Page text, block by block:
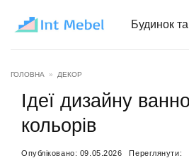
Будинок
ГОЛОВНА » ДЕКОР
Ідеї дизайну
кольорів
Опубліковано: 09.05.2026 Переглянути: